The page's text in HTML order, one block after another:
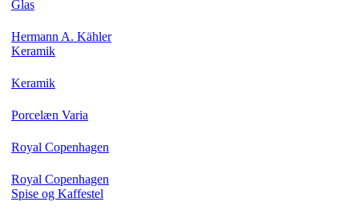
Glas
Hermann A. Kähler
Keramik
Keramik
Porcelæn Varia
Royal Copenhagen
Royal Copenhagen
Spise og Kaffestel